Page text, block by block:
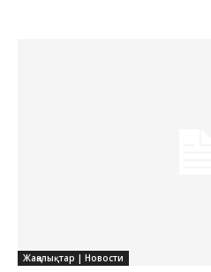
Жаңалықтар | Новости